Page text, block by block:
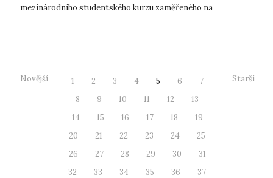
mezinárodního studentského kurzu zaměřeného na
Novější 1 2 3 4 5 6
7
8
9 10 11 12
13
14
15 16 17 18
19
20
21 22 23 24
25
26
27 28 29 30
31
32
33 34 35 36 37
Starší